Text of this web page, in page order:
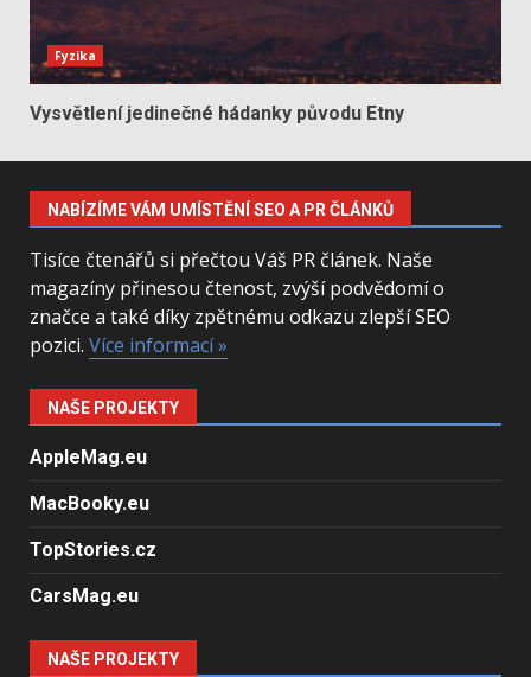
Fyzika
Vysvětlení jedinečné hádanky původu Etny
NABÍZÍME VÁM UMÍSTĚNÍ SEO A PR ČLÁNKŮ
Tisíce čtenářů si přečtou Váš PR článek. Naše
magazíny přinesou čtenost, zvýší podvědomí o
značce a také díky zpětnému odkazu zlepší SEO
pozici. Více informací »
NAŠE PROJEKTY
AppleMag.eu
MacBooky.eu
TopStories.cz
CarsMag.eu
NAŠE PROJEKTY